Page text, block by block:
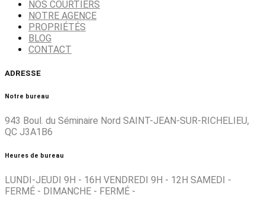
NOS COURTIERS
NOTRE AGENCE
PROPRIÉTÉS
BLOG
CONTACT
ADRESSE
Notre bureau
943 Boul. du Séminaire Nord SAINT-JEAN-SUR-RICHELIEU,
QC J3A1B6
Heures de bureau
LUNDI-JEUDI 9H - 16H VENDREDI 9H - 12H SAMEDI -
FERMÉ - DIMANCHE - FERMÉ -